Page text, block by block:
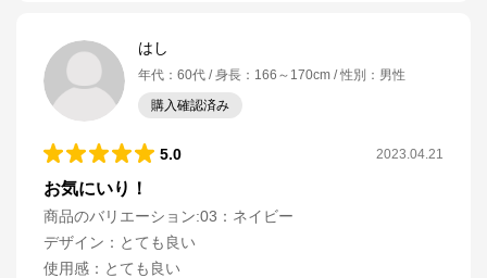
はし
年代 ： 60代 身長 ： 166～170cm 性別 ： 男性
購入確認済み
5.0 2023.04.21
お気にいり！
商品のバリエーション:03：ネイビー
デザイン ： とても良い
使用感 ： とても良い